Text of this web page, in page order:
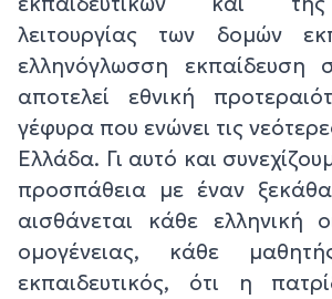
λειτουργίας των δομών
ελληνόγλωσση εκπαίδευση
αποτελεί εθνική
γέφυρα που ενώνει τις
Ελλάδα. Γι αυτό και
προσπάθεια με έναν
αισθάνεται κάθε ελληνική
ομογένειας, κάθε
εκπαιδευτικός, ότι η